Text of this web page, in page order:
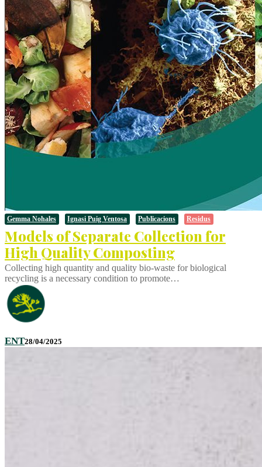
Gemma Nohales Ignasi Puig Ventosa Publicacions Residus
Models of Separate Collection for
High Quality Composting
Collecting high quantity and quality bio-waste for biological
recycling is a necessary condition to promote…
ENT28/04/2025